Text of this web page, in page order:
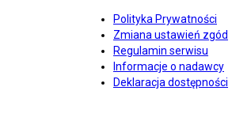
Polityka Prywatności
Zmiana ustawień zgód
Regulamin serwisu
Informacje o nadawcy
Deklaracja dostępności